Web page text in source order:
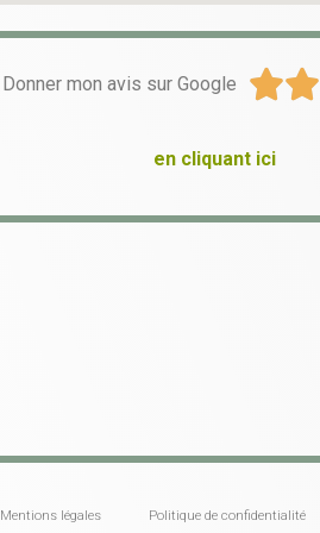
Donner mon avis sur Google 
en cliquant ici
Mentions légales Politique de confidentialité